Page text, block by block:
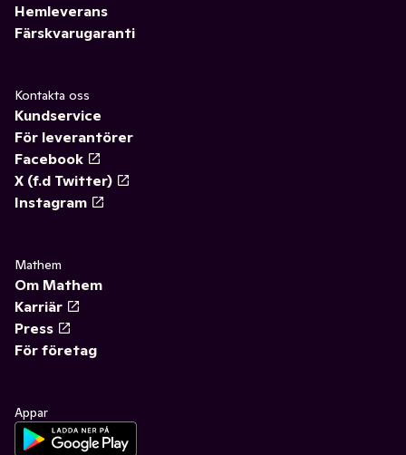
Hemleverans
Färskvarugaranti
Kontakta oss
Kundservice
För leverantörer
Facebook
X (f.d Twitter)
Instagram
Mathem
Om Mathem
Karriär
Press
För företag
Appar